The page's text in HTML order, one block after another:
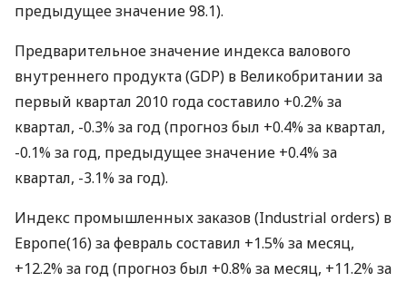
предыдущее значение 98.1).
Предварительное значение индекса валового
внутреннего продукта (GDP) в Великобритании за
первый квартал 2010 года составило +0.2% за
квартал, -0.3% за год (прогноз был +0.4% за квартал,
-0.1% за год, предыдущее значение +0.4% за
квартал, -3.1% за год).
Индекс промышленных заказов (Industrial orders) в
Европе(16) за февраль составил +1.5% за месяц,
+12.2% за год (прогноз был +0.8% за месяц, +11.2% за